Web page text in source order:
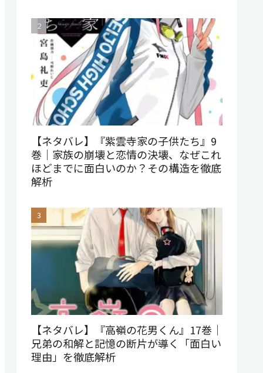
【ネタバレ】『紫雲寺家の子供たち』9
巻｜家族の崩壊と恋情の決壊、なぜこれ
ほどまでに面白いのか？その構造を徹底
解析
【ネタバレ】『高嶺の花男くん』17巻｜
兄弟の和解と記憶の断片が導く「面白い
理由」を徹底解析